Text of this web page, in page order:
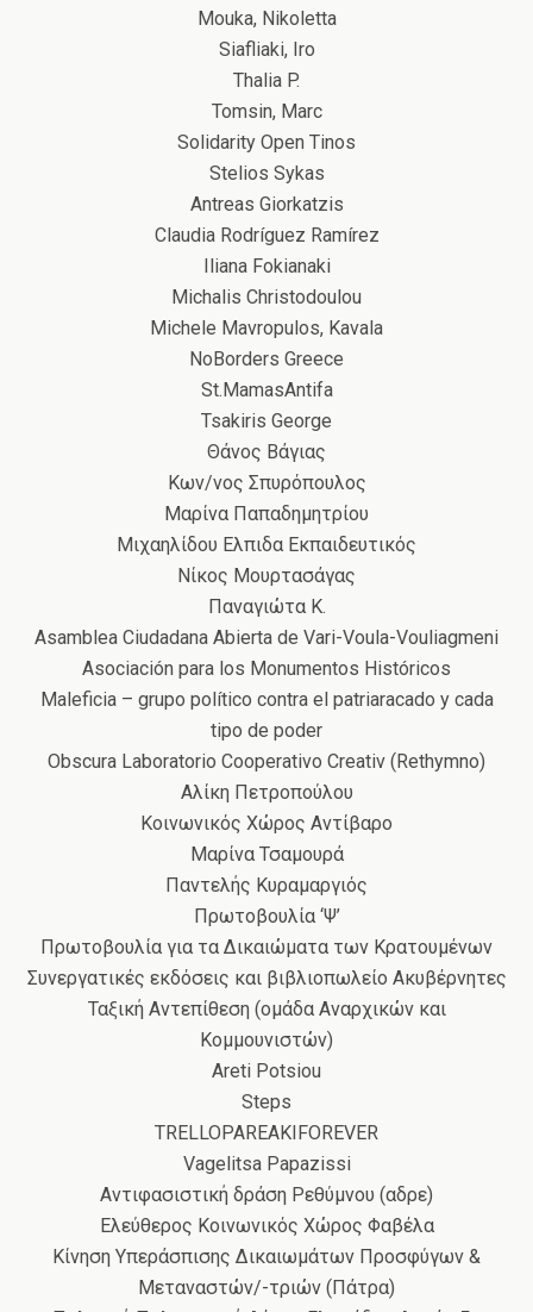
Mouka, Nikoletta
Siafliaki, Iro
Thalia P.
Tomsin, Marc
Solidarity Open Tinos
Stelios Sykas
Antreas Giorkatzis
Claudia Rodríguez Ramírez
Iliana Fokianaki
Michalis Christodoulou
Michele Mavropulos, Kavala
NoBorders Greece
St.MamasAntifa
Tsakiris George
Θάνος Βάγιας
Κων/νος Σπυρόπουλος
Μαρίνα Παπαδημητρίου
Μιχαηλίδου Ελπιδα Εκπαιδευτικός
Νίκος Μουρτασάγας
Παναγιώτα Κ.
Asamblea Ciudadana Abierta de Vari-Voula-Vouliagmeni
Asociación para los Μonumentos Ηistóricos
Maleficia – grupo político contra el patriaracado y cada
tipo de poder
Obscura Laboratorio Cooperativo Creativ (Rethymno)
Αλίκη Πετροπούλου
Κοινωνικός Χώρος Αντίβαρο
Μαρίνα Τσαμουρά
Παντελής Κυραμαργιός
Πρωτοβουλία ‘Ψ’
Πρωτοβουλία για τα Δικαιώματα των Κρατουμένων
Συνεργατικές εκδόσεις και βιβλιοπωλείο Ακυβέρνητες
Ταξική Αντεπίθεση (ομάδα Αναρχικών και
Κομμουνιστών)
Areti Potsiou
Steps
TRELLOPAREAKIFOREVER
Vagelitsa Papazissi
Αντιφασιστική δράση Ρεθύμνου (αδρε)
Ελεύθερος Κοινωνικός Χώρος Φαβέλα
Κίνηση Υπεράσπισης Δικαιωμάτων Προσφύγων &
Μεταναστών/-τριών (Πάτρα)